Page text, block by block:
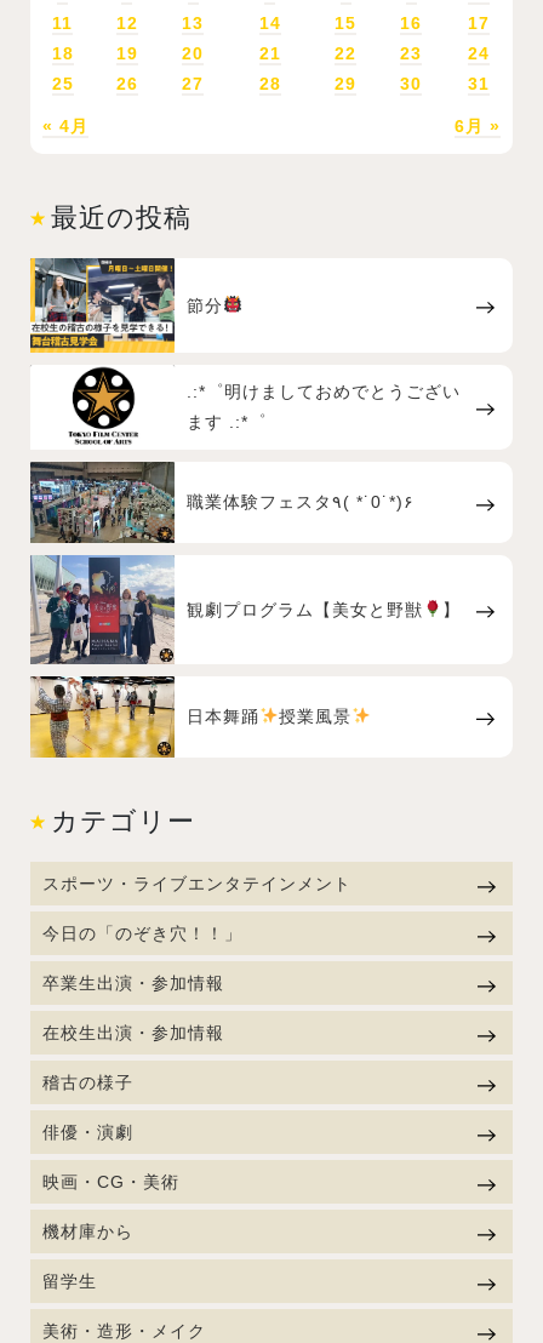
« 4月 6月 »
11
12 13 14 15 16
17
18
19 20 21 22 23
24
25
26 27 28 29 30 31
最近の投稿
節分
.:*゜明けましておめでとうござい
ます .:*゜
職業体験フェスタ٩( *˙0˙*)۶
観劇プログラム【美女と野獣 】
日本舞踊 授業風景
カテゴリー
スポーツ・ライブエンタテインメント
今日の「のぞき穴！！」
卒業生出演・参加情報
在校生出演・参加情報
稽古の様子
俳優・演劇
映画・CG・美術
機材庫から
留学生
美術・造形・メイク